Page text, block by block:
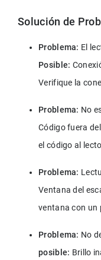
Solución de
Problema: El
Posible:
Verifique la
Problema: No
Código fuera
el código al
Problema:
Ventana del
ventana con un
Problema: No
posible: Brillo